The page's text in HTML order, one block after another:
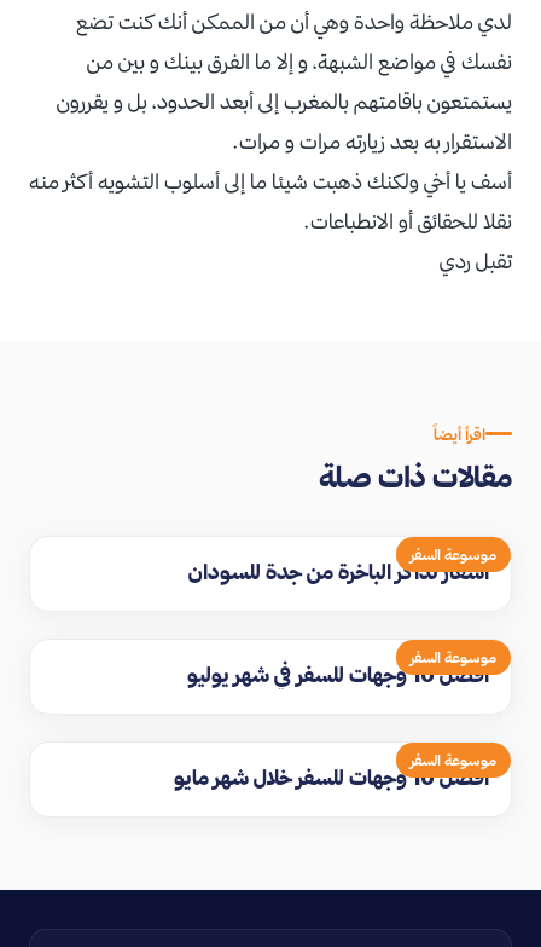
لدي ملاحظة واحدة وهي أن من الممكن أنك كنت تضع
نفسك في مواضع الشبهة، و إلا ما الفرق بينك و بين من
يستمتعون باقامتهم بالمغرب إلى أبعد الحدود، بل و يقررون
الاستقرار به بعد زيارته مرات و مرات.
أسف يا أخي ولكنك ذهبت شيئا ما إلى أسلوب التشويه أكثر منه
نقلا للحقائق أو الانطباعات.
تقبل ردي
اقرأ أيضاً
مقالات ذات صلة
موسوعة السفر
اسعار تذاكر الباخرة من جدة للسودان
موسوعة السفر
افضل 10 وجهات للسفر في شهر يوليو
موسوعة السفر
افضل 10 وجهات للسفر خلال شهر مايو